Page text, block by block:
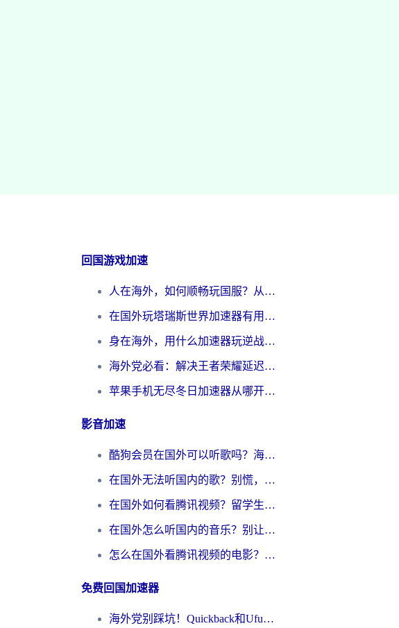
回国游戏加速
人在海外，如何顺畅玩国服？从《王者荣耀》到《云图计划》的加速器终极指南
在国外玩塔瑞斯世界加速器有用吗？海外玩家亲测后的真实答案
身在海外，用什么加速器玩逆战才能告别延迟？
海外党必看：解决王者荣耀延迟的加速器终极指南——从EVE到猫和老鼠，一个工具全搞定
苹果手机无尽冬日加速器从哪开启？海外玩家的冬日生存指南
影音加速
酷狗会员在国外可以听歌吗？海外党亲测有效：3步解决音乐权限难题
在国外无法听国内的歌？别慌，这样操作就能畅听QQ音乐（附亲测加速器推荐）
在国外如何看腾讯视频？留学生亲测有效的回国加速方案
在国外怎么听国内的音乐？别让版权限制断了你的华语歌单
怎么在国外看腾讯视频的电影？海外党亲测有效的回国加速指南
免费回国加速器
海外党别踩坑！Quickback和UfunR好用吗？选对回国加速器才能无缝刷国内资源